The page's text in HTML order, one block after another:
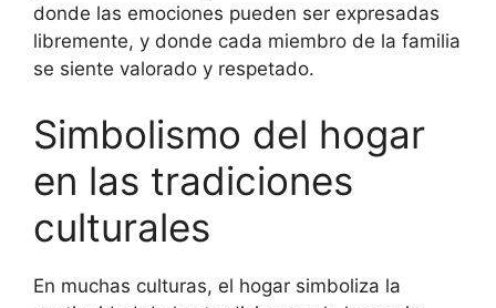
donde las emociones pueden ser expresadas
libremente, y donde cada miembro de la familia
se siente valorado y respetado.
Simbolismo del hogar
en las tradiciones
culturales
En muchas culturas, el hogar simboliza la